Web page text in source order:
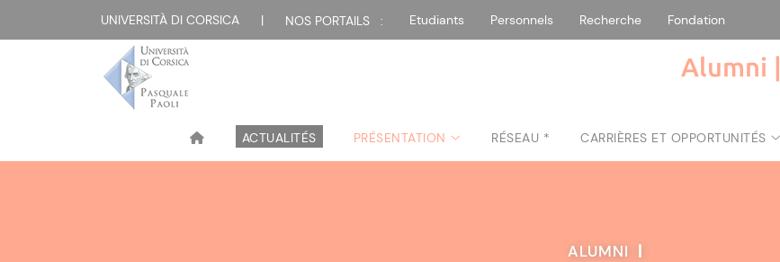
UNIVERSITÀ DI CORSICA | NOS PORTAILS : Etudiants Personnels Recherche Fondation
Alumni |
ACTUALITÉS PRÉSENTATION RÉSEAU * CARRIÈRES ET OPPORTUNITÉS
ALUMNI |